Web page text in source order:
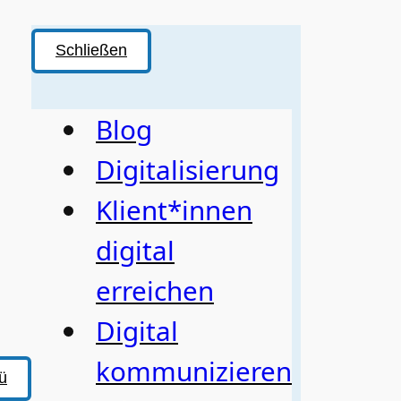
Schließen
Blog
Digitalisierung
Klient*innen
digital
erreichen
Digital
kommunizieren